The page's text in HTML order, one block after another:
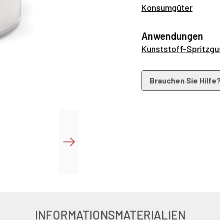
Reinigung. Eine
mit Hitze und
Ausführung als
der Backen.
Konsumgüter
Anwendungen
Kunststoff-
Brauchen Sie
INFORMATIONSMATERIALIEN